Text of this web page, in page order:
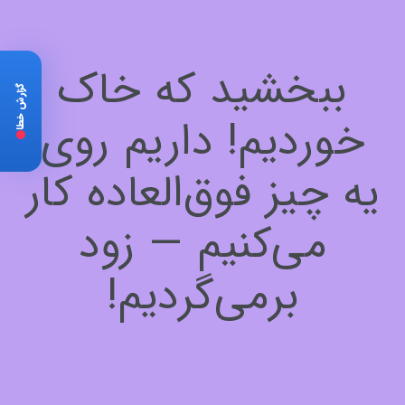
ببخشید که خاک
خوردیم! داریم روی
یه چیز فوق‌العاده کار
می‌کنیم — زود
برمی‌گردیم!
گزارش خطا